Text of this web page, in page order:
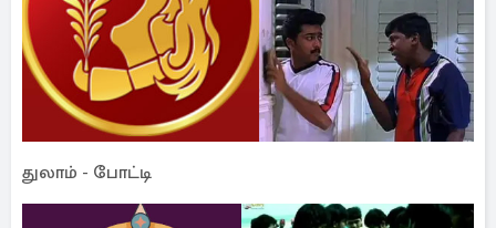
துலாம் - போட்டி